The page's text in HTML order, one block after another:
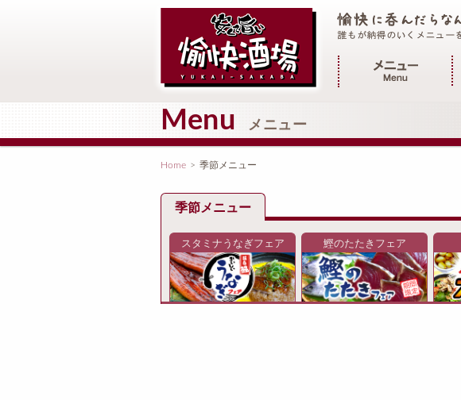
メインメニュー
Menu メニュー
Home > 季節メニュー
季節メニュー
スタミナうなぎフェア 鰹のたたきフェア